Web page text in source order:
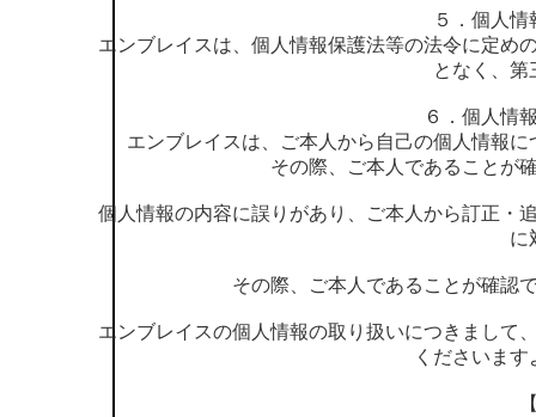
５．個人
エンブレイスは、個人情報保護法等の法令に定め
となく、第
６．個人情
エンブレイスは、ご本人から自己の個人情報
その際、ご本人であることが
個人情報の内容に誤りがあり、ご本人から訂正・
に
その際、ご本人であることが確認
エンブレイスの個人情報の取り扱いにつきまして
くださいま